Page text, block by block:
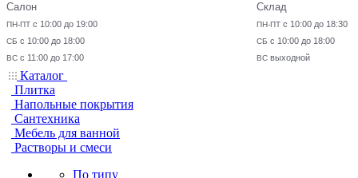
Салон
ПН-ПТ с 10:00 до 19:00
СБ с 10:00 до 18:00
ВС с 11:00 до 17:00
Склад
ПН-ПТ с 10:00 до 18:30
СБ с 10:00 до 18:00
ВС выходной
Каталог
Плитка
Напольные покрытия
Сантехника
Мебель для ванной
Растворы и смеси
По типу